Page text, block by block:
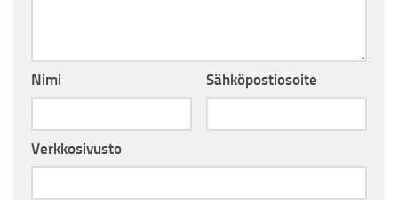
Nimi Sähköpostiosoite
Verkkosivusto